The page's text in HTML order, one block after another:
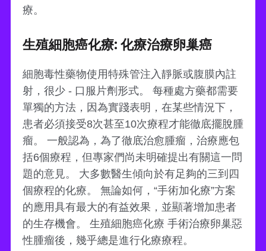
療。
生殖細胞癌化療: 化療治療卵巢癌
細胞毒性藥物使用特殊管注入靜脈或腹膜內註
射，很少 - 口服片劑形式。 每種處方藥都需要
單獨的方法，因為實踐表明，在某些情況下，
患者必須接受8次甚至10次療程才能徹底擺脫腫
瘤。 一般認為，為了徹底治愈腫瘤，治療應包
括6個療程，但專家們尚未明確提出有關這一問
題的意見。 大多數醫生傾向於有足夠的三到四
個療程的化療。 無論如何，“手術加化療”方案
的應用具有最大的有益效果，並顯著增加患者
的生存機會。 生殖細胞癌化療 手術治療卵巢惡
性腫瘤後，幾乎總是進行化療療程。